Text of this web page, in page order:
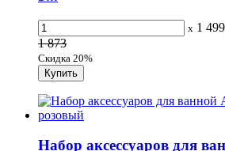
x 1 499
1 873
Скидка 20%
Набор аксессуаров для